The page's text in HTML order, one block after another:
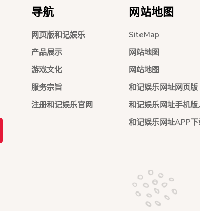
导航
网页版和记娱乐
产品展示
游戏文化
服务宗旨
注册和记娱乐官网
网站地图
SiteMap
网站地图
网站地图
和记娱乐网址网页版
和记娱乐网址手机版
和记娱乐网址APP